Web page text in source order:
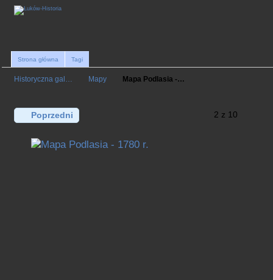
Strona główna Tagi
Historyczna gal… Mapy Mapa Podlasia -…
Poprzedni 2 z 10